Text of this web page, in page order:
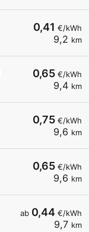
0,41 €/kWh
9,2 km
0,65 €/kWh
9,4 km
0,75 €/kWh
9,6 km
0,65 €/kWh
9,6 km
ab 0,44 €/kWh
9,7 km